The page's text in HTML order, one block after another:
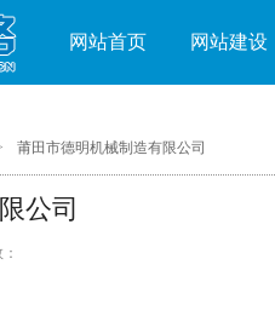
网站首页 网站建设
莆田市德明机械制造有限公司
公司